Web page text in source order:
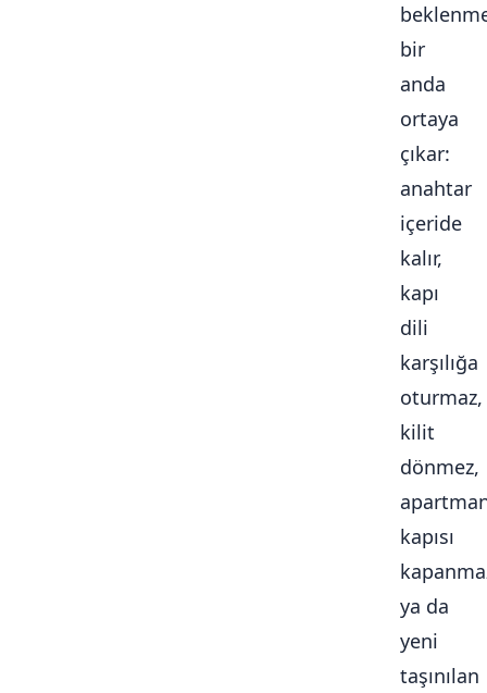
bir
anda
ortaya
çıkar:
anahtar
içeride
kalır,
kapı
dili
karşılığa
oturmaz,
kilit
dönmez,
kapısı
ya da
yeni
taşınılan